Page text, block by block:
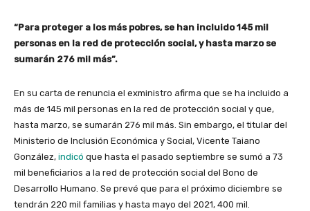
“Para proteger a los más pobres, se han incluido 145 mil
personas en la red de protección social, y hasta marzo se
sumarán 276 mil más”.
En su carta de renuncia el exministro afirma que se ha incluido a
más de 145 mil personas en la red de protección social y que,
hasta marzo, se sumarán 276 mil más. Sin embargo, el titular del
Ministerio de Inclusión Económica y Social, Vicente Taiano
González, indicó que hasta el pasado septiembre se sumó a 73
mil beneficiarios a la red de protección social del Bono de
Desarrollo Humano. Se prevé que para el próximo diciembre se
tendrán 220 mil familias y hasta mayo del 2021, 400 mil.